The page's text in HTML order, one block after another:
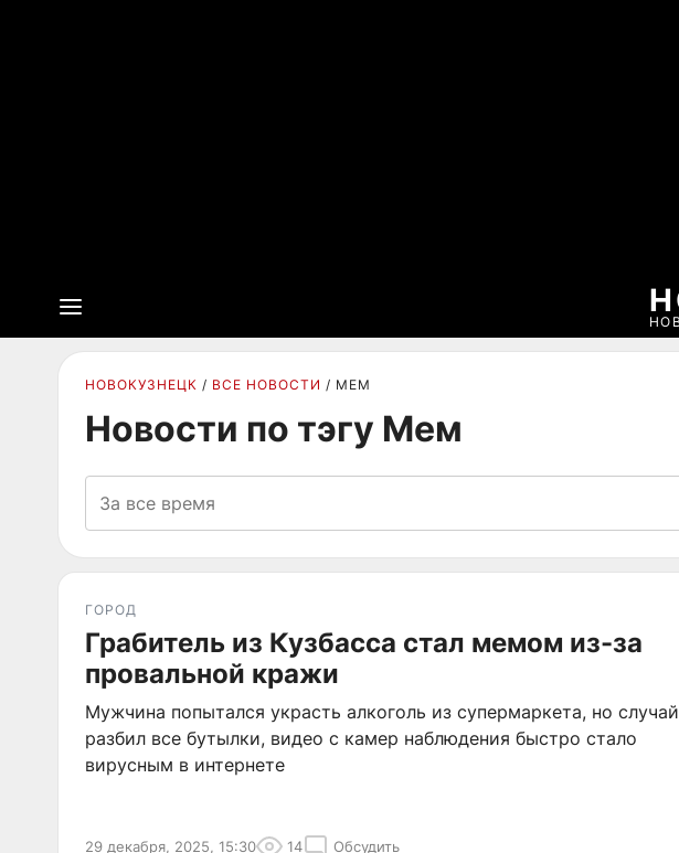
НОВОКУЗНЕЦК ВСЕ НОВОСТИ МЕМ
Новости по тэгу Мем
ГОРОД
Грабитель из Кузбасса стал мемом из-за
провальной кражи
Мужчина попытался украсть алкоголь из супермаркета, но
разбил все бутылки, видео с камер наблюдения быстро стало
вирусным в интернете
29 декабря, 2025, 15:30 14 Обсудить